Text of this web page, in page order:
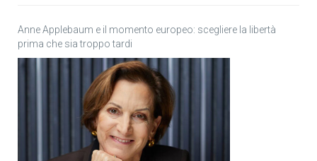
Anne Applebaum e il momento europeo: scegliere la libertà
prima che sia troppo tardi